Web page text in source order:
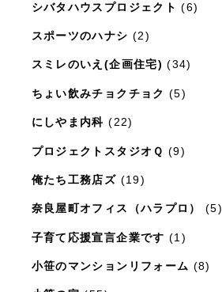
シバタハウスプロジェクト (6)
スポーツのハナシ (2)
スミレのいえ(企画住宅) (34)
ちょい飲みチョクチョク (5)
にしやま内科 (22)
プロジェクトスタジオＱ (9)
俺たち工務店ズ (19)
奈良屋町オフィス（ハラプロ） (5)
子育て応援宣言企業です (1)
小笹のマンションリフォーム (8)